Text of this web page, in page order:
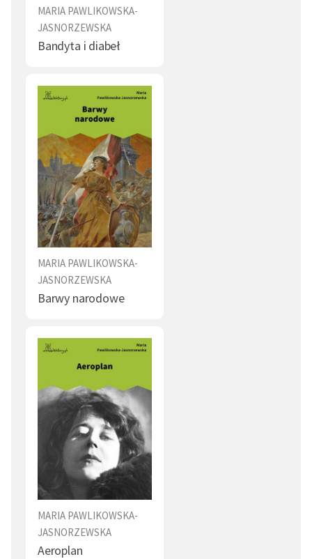
MARIA PAWLIKOWSKA-
JASNORZEWSKA
Bandyta i diabeł
MARIA PAWLIKOWSKA-
JASNORZEWSKA
Barwy narodowe
MARIA PAWLIKOWSKA-
JASNORZEWSKA
Aeroplan